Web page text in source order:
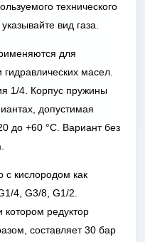
технического
вид газа.
для
масел.
1/4. Корпус пружины
допустимая
до +60 °C. Вариант без
с кислородом как
4, G3/8, G1/2.
редуктор
составляет 30 бар